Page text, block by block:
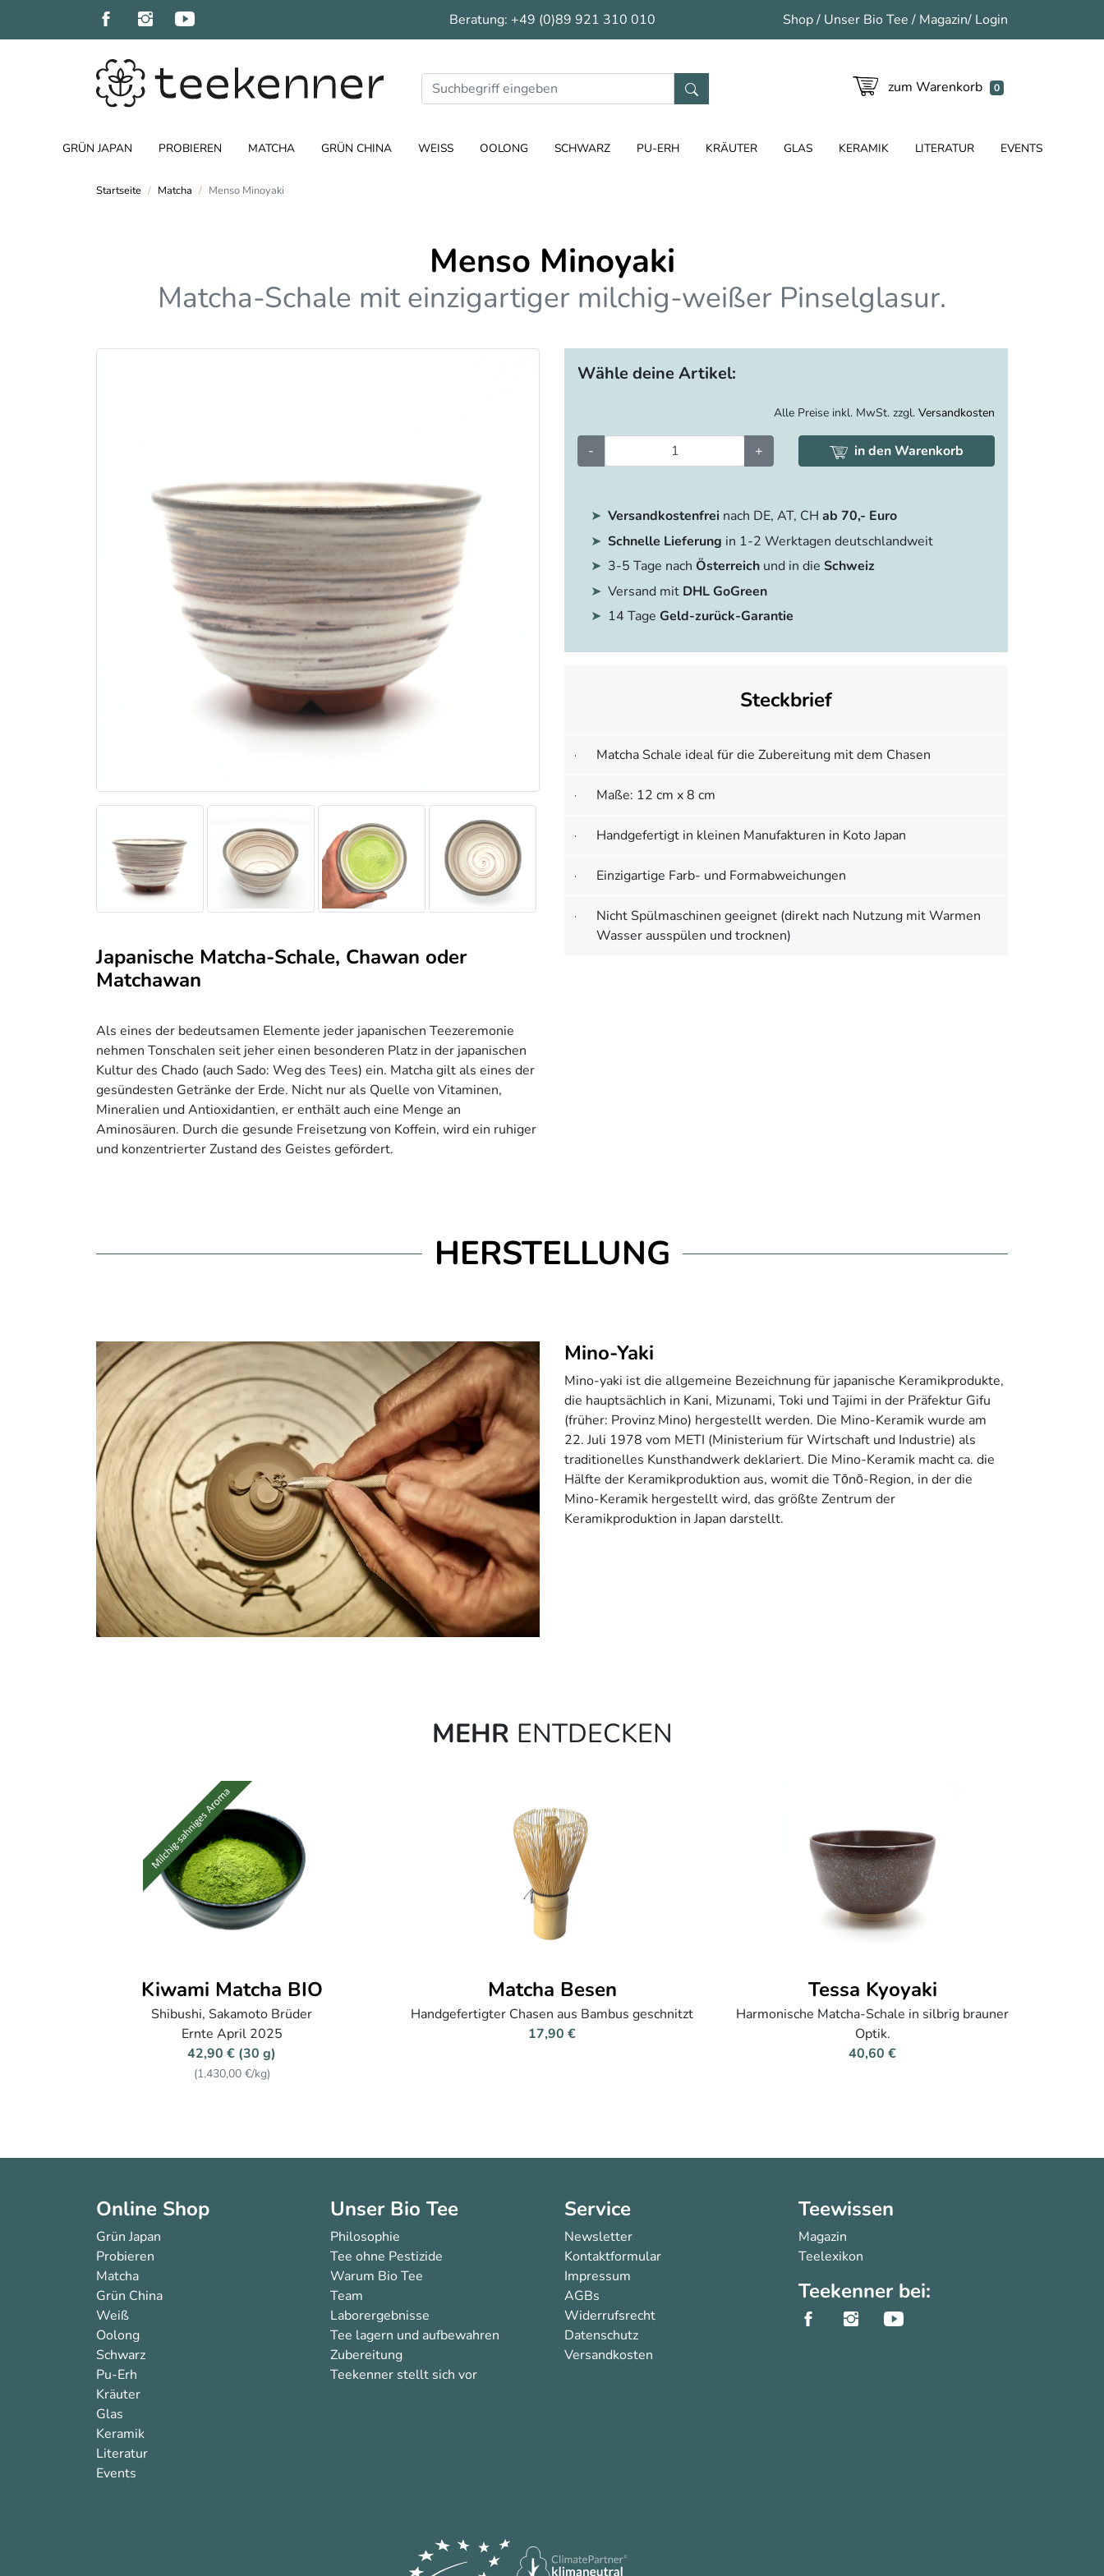
Beratung: +49 (0)89 921 310 010 Shop/ Unser Bio Tee / Magazin/ Login
zum Warenkorb 0
GRÜN JAPAN PROBIEREN MATCHA GRÜN CHINA WEISS OOLONG SCHWARZ PU-ERH KRÄUTER GLAS KERAMIK LITERATUR EVENTS
Startseite Matcha Menso Minoyaki
Menso Minoyaki
Matcha-Schale mit einzigartiger milchig-weißer Pinselglasur.
Japanische Matcha-Schale, Chawan oder
Matchawan
Als eines der bedeutsamen Elemente jeder japanischen Teezeremonie
nehmen Tonschalen seit jeher einen besonderen Platz in der japanischen
Kultur des Chado (auch Sado: Weg des Tees) ein. Matcha gilt als eines der
gesündesten Getränke der Erde. Nicht nur als Quelle von Vitaminen,
Mineralien und Antioxidantien, er enthält auch eine Menge an
Aminosäuren. Durch die gesunde Freisetzung von Koffein, wird ein ruhiger
und konzentrierter Zustand des Geistes gefördert.
Wähle deine Artikel:
Alle Preise inkl. MwSt. zzgl. Versandkosten
- + in den Warenkorb
Versandkostenfrei nach DE, AT, CH ab 70,- Euro
Schnelle Lieferung in 1-2 Werktagen deutschlandweit
3-5 Tage nach Österreich und in die Schweiz
Versand mit DHL GoGreen
14 Tage Geld-zurück-Garantie
Steckbrief
Matcha Schale ideal für die Zubereitung mit dem Chasen
Maße: 12 cm x 8 cm
Handgefertigt in kleinen Manufakturen in Koto Japan
Einzigartige Farb- und Formabweichungen
Nicht Spülmaschinen geeignet (direkt nach Nutzung mit Warmen
Wasser ausspülen und trocknen)
HERSTELLUNG
Mino-Yaki
Mino-yaki ist die allgemeine Bezeichnung für japanische Keramikprodukte,
die hauptsächlich in Kani, Mizunami, Toki und Tajimi in der Präfektur Gifu
(früher: Provinz Mino) hergestellt werden. Die Mino-Keramik wurde am
22. Juli 1978 vom METI (Ministerium für Wirtschaft und Industrie) als
traditionelles Kunsthandwerk deklariert. Die Mino-Keramik macht ca. die
Hälfte der Keramikproduktion aus, womit die Tōnō-Region, in der die
Mino-Keramik hergestellt wird, das größte Zentrum der
Keramikproduktion in Japan darstellt.
MEHR ENTDECKEN
Kiwami Matcha BIO
Shibushi, Sakamoto Brüder
Ernte April 2025
42,90 € (30 g)
(1.430,00 €/kg)
Matcha Besen
Handgefertigter Chasen aus Bambus geschnitzt
17,90 €
Tessa Kyoyaki
Harmonische Matcha-Schale in silbrig brauner
Optik.
40,60 €
Online Shop
Grün Japan
Probieren
Matcha
Grün China
Weiß
Oolong
Schwarz
Pu-Erh
Kräuter
Glas
Keramik
Literatur
Events
Unser Bio Tee
Philosophie
Tee ohne Pestizide
Warum Bio Tee
Team
Laborergebnisse
Tee lagern und aufbewahren
Zubereitung
Teekenner stellt sich vor
Service
Newsletter
Kontaktformular
Impressum
AGBs
Widerrufsrecht
Datenschutz
Versandkosten
Teewissen
Magazin
Teelexikon
Teekenner bei: